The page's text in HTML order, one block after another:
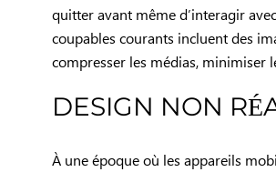
quitter avant même d’interagir
coupables courants incluent des
compresser les médias, minimiser
DESIGN NON
À une époque où les appareils